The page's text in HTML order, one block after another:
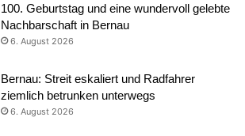
100. Geburtstag und eine wundervoll gelebte
Nachbarschaft in Bernau
6. August 2026
Bernau: Streit eskaliert und Radfahrer
ziemlich betrunken unterwegs
6. August 2026